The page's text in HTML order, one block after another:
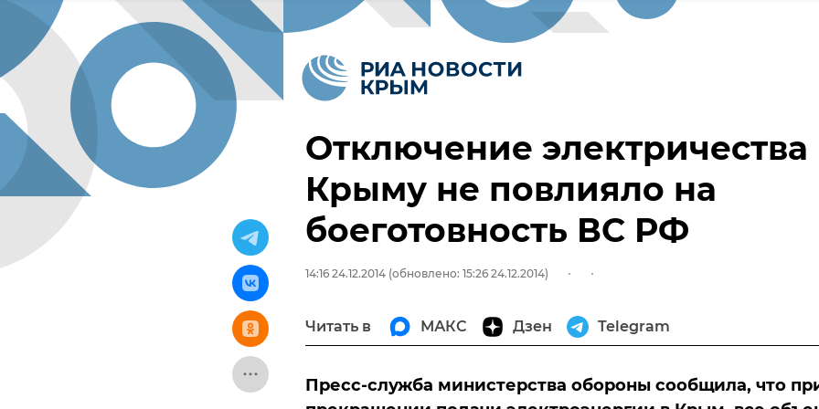
Отключение электричества
Крыму не повлияло на
боеготовность ВС РФ
14:16 24.12.2014 (обновлено: 15:26 24.12.2014)
Читать в МАКС Дзен Telegram
Пресс-служба министерства обороны сообщила, что